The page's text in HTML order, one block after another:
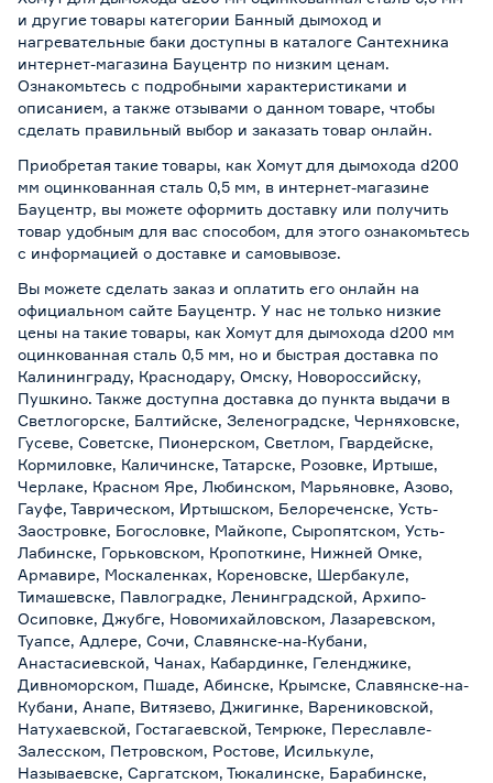
и другие товары категории Банный дымоход и
нагревательные баки доступны в каталоге Сантехника
интернет-магазина Бауцентр по низким ценам.
Ознакомьтесь с подробными характеристиками и
описанием, а также отзывами о данном товаре, чтобы
сделать правильный выбор и заказать товар онлайн.
Приобретая такие товары, как Хомут для дымохода d200
мм оцинкованная сталь 0,5 мм, в интернет-магазине
Бауцентр, вы можете оформить доставку или получить
товар удобным для вас способом, для этого ознакомьтесь
с информацией о доставке и самовывозе.
Вы можете сделать заказ и оплатить его онлайн на
официальном сайте Бауцентр. У нас не только низкие
цены на такие товары, как Хомут для дымохода d200 мм
оцинкованная сталь 0,5 мм, но и быстрая доставка по
Калининграду, Краснодару, Омску, Новороссийску,
Пушкино. Также доступна доставка до пункта выдачи в
Светлогорске, Балтийске, Зеленоградске, Черняховске,
Гусеве, Советске, Пионерском, Светлом, Гвардейске,
Кормиловке, Каличинске, Татарске, Розовке, Иртыше,
Черлаке, Красном Яре, Любинском, Марьяновке, Азово,
Гауфе, Таврическом, Иртышском, Белореченске, Усть-
Заостровке, Богословке, Майкопе, Сыропятском, Усть-
Лабинске, Горьковском, Кропоткине, Нижней Омке,
Армавире, Москаленках, Кореновске, Шербакуле,
Тимашевске, Павлоградке, Ленинградской, Архипо-
Осиповке, Джубге, Новомихайловском, Лазаревском,
Туапсе, Адлере, Сочи, Славянске-на-Кубани,
Анастасиевской, Чанах, Кабардинке, Геленджике,
Дивноморском, Пшаде, Абинске, Крымске, Славянске-на-
Кубани, Анапе, Витязево, Джигинке, Варениковской,
Натухаевской, Гостагаевской, Темрюке, Переславле-
Залесском, Петровском, Ростове, Исилькуле,
Называевске, Саргатском, Тюкалинске, Барабинске,